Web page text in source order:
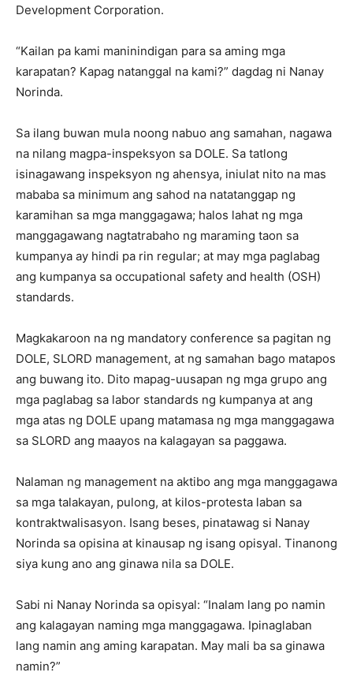
Development Corporation.
“Kailan pa kami maninindigan para sa aming mga
karapatan? Kapag natanggal na kami?” dagdag ni Nanay
Norinda.
Sa ilang buwan mula noong nabuo ang samahan, nagawa
na nilang magpa-inspeksyon sa DOLE. Sa tatlong
isinagawang inspeksyon ng ahensya, iniulat nito na mas
mababa sa minimum ang sahod na natatanggap ng
karamihan sa mga manggagawa; halos lahat ng mga
manggagawang nagtatrabaho ng maraming taon sa
kumpanya ay hindi pa rin regular; at may mga paglabag
ang kumpanya sa occupational safety and health (OSH)
standards.
Magkakaroon na ng mandatory conference sa pagitan ng
DOLE, SLORD management, at ng samahan bago matapos
ang buwang ito. Dito mapag-uusapan ng mga grupo ang
mga paglabag sa labor standards ng kumpanya at ang
mga atas ng DOLE upang matamasa ng mga manggagawa
sa SLORD ang maayos na kalagayan sa paggawa.
Nalaman ng management na aktibo ang mga manggagawa
sa mga talakayan, pulong, at kilos-protesta laban sa
kontraktwalisasyon. Isang beses, pinatawag si Nanay
Norinda sa opisina at kinausap ng isang opisyal. Tinanong
siya kung ano ang ginawa nila sa DOLE.
Sabi ni Nanay Norinda sa opisyal: “Inalam lang po namin
ang kalagayan naming mga manggagawa. Ipinaglaban
lang namin ang aming karapatan. May mali ba sa ginawa
namin?”